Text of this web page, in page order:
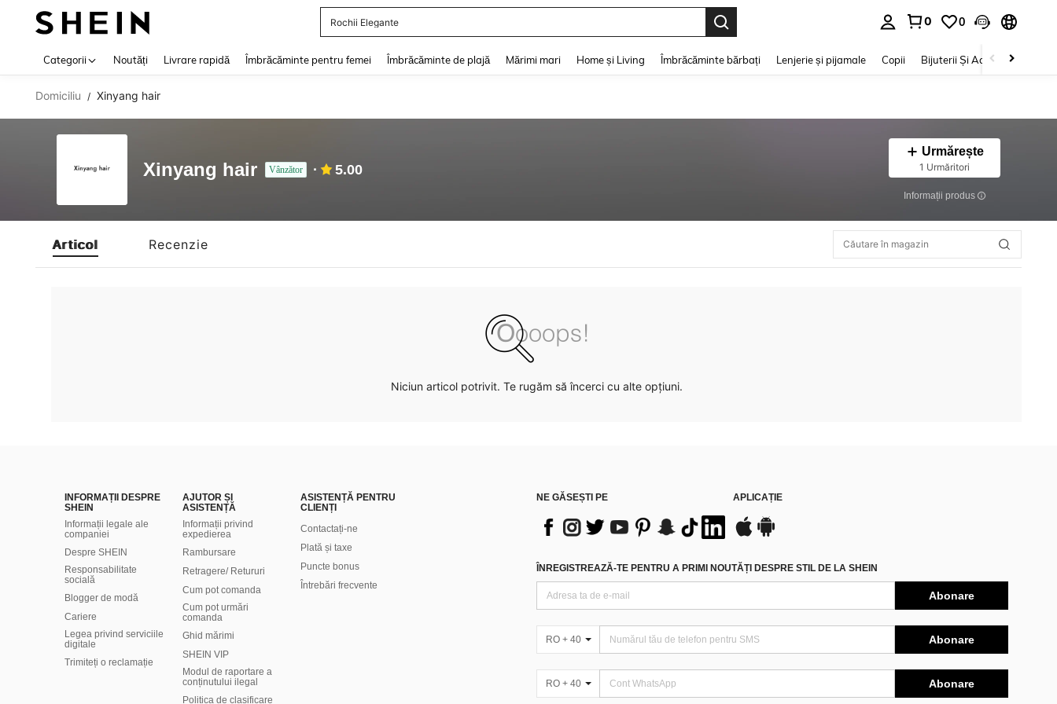
Rochii Elegante
0 0
Categorii Noutăți Livrare rapidă Îmbrăcăminte pentru femei Îmbrăcăminte de plajă Mărimi mari Home și Living Îmbrăcăminte bărbați Lenjerie și pijamale Copii Bijuterii Și Accesorii
Domiciliu / Xinyang hair
Xinyang hair Vânzător 5.00
Urmărește
1 Urmăritori
Informații produs
Articol Recenzie
Niciun articol potrivit. Te rugăm să încerci cu alte opțiuni.
INFORMAȚII DESPRE
SHEIN
Informații legale ale
companiei
Despre SHEIN
Responsabilitate
socială
Blogger de modă
Cariere
Legea privind serviciile
digitale
Trimiteți o reclamație
AJUTOR ȘI
ASISTENȚĂ
Informații privind
expedierea
Rambursare
Retragere/ Retururi
Cum pot comanda
Cum pot urmări
comanda
Ghid mărimi
SHEIN VIP
Modul de raportare a
conținutului ilegal
Politica de clasificare
ASISTENȚĂ PENTRU
CLIENȚI
Contactați-ne
Plată și taxe
Puncte bonus
Întrebări frecvente
NE GĂSEȘTI PE APLICAȚIE
ÎNREGISTREAZĂ-TE PENTRU A PRIMI NOUTĂȚI DESPRE STIL DE LA SHEIN
Abonare
RO + 40 Abonare
RO + 40 Abonare